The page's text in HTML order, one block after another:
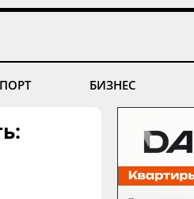
БИЗНЕС